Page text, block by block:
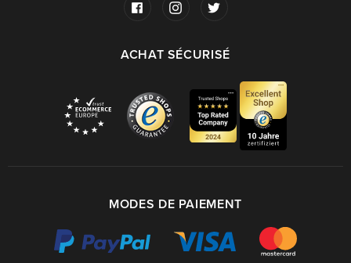
ACHAT SÉCURISÉ
MODES DE PAIEMENT